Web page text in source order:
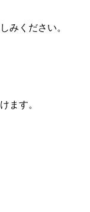
みください。
ます。